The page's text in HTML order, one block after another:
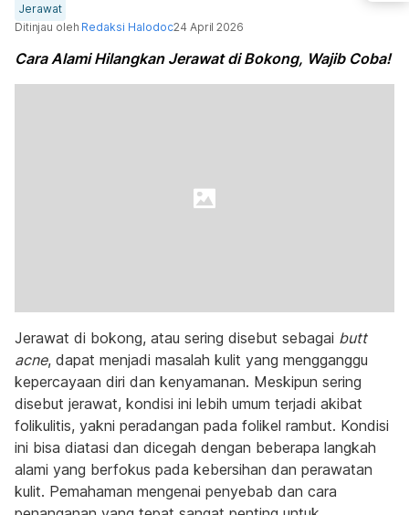
Jerawat
Ditinjau oleh Redaksi Halodoc24 April 2026
Cara Alami Hilangkan Jerawat di Bokong, Wajib Coba!
Jerawat di bokong, atau sering disebut sebagai butt
acne, dapat menjadi masalah kulit yang mengganggu
kepercayaan diri dan kenyamanan. Meskipun sering
disebut jerawat, kondisi ini lebih umum terjadi akibat
folikulitis, yakni peradangan pada folikel rambut. Kondisi
ini bisa diatasi dan dicegah dengan beberapa langkah
alami yang berfokus pada kebersihan dan perawatan
kulit. Pemahaman mengenai penyebab dan cara